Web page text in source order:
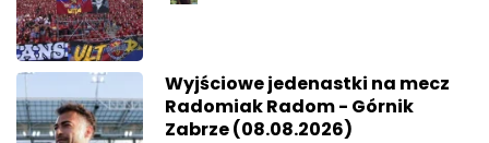
Wyjściowe jedenastki na mecz
Radomiak Radom - Górnik
Zabrze (08.08.2026)